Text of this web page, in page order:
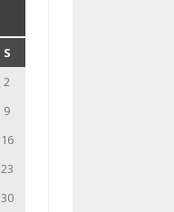
S
2
9
16
23
30